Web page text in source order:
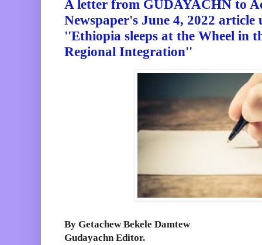
A letter from GUDAYACHN to
Newspaper's June 4, 2022 article
''Ethiopia sleeps at the Wheel in
Regional Integration''
By Getachew Bekele Damtew
Gudayachn Editor.